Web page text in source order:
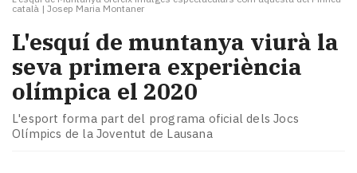
català | Josep Maria Montaner
L'esquí de muntanya viurà la
seva primera experiència
olímpica el 2020
L'esport forma part del programa oficial dels Jocs
Olímpics de la Joventut de Lausana